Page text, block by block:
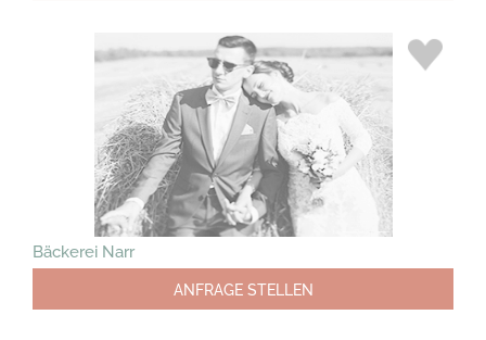
Bäckerei Narr
ANFRAGE STELLEN